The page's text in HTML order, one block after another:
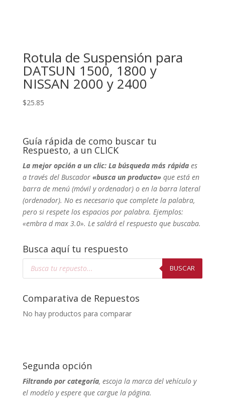
Rotula de Suspensión para
DATSUN 1500, 1800 y
NISSAN 2000 y 2400
$25.85
Guía rápida de como buscar tu
Respuesto, a un CLICK
La mejor opción a un clic: La búsqueda más rápida es
a través del Buscador«busca un producto»que está en
barra de menú (móvil y ordenador) o en la barra lateral
(ordenador). Noes necesario que complete la palabra,
pero si respete los espacios por palabra. Ejemplos:
«embra d max 3.0». Le saldrá el respuesto que buscaba.
Busca aquí tu respuesto
Búsqueda
BUSCAR
Comparativa de Repuestos
No hay productos para comparar
Segunda opción
Filtrando por categoría, escoja la marca del vehículo y
el modelo y espere que cargue la página.